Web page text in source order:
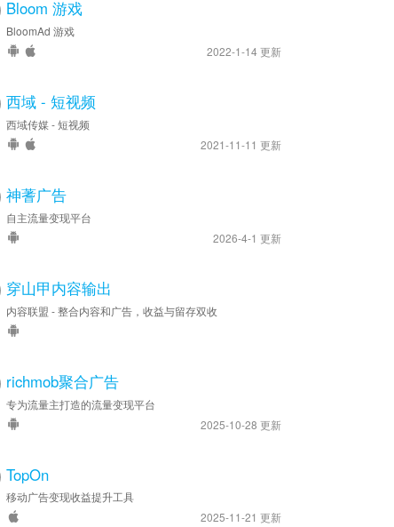
Bloom 游戏
BloomAd 游戏
2022-1-14 更新
西域 - 短视频
西域传媒 - 短视频
2021-11-11 更新
神蓍广告
自主流量变现平台
2026-4-1 更新
穿山甲内容输出
内容联盟 - 整合内容和广告，收益与留存双收
richmob聚合广告
专为流量主打造的流量变现平台
2025-10-28 更新
TopOn
移动广告变现收益提升工具
2025-11-21 更新